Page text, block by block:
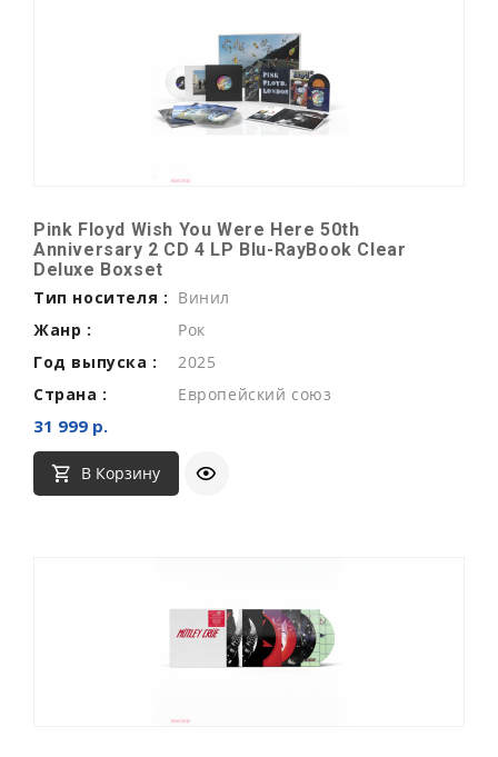
Pink Floyd Wish You Were Here 50th
Anniversary 2 CD 4 LP Blu-RayBook Clear
Deluxe Boxset
Тип носителя : Винил
Жанр :
Рок
Год выпуска :
2025
Страна :
Европейский союз
31 999 р.
В Корзину